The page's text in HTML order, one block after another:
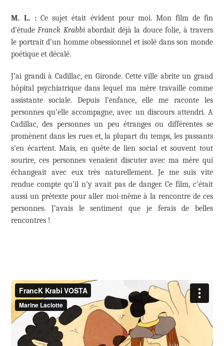
M. L. : Ce sujet était évident pour moi. Mon film de fin
d’étude Franck Krabbiabordait déjà la douce folie, à travers
le portrait d’un homme obsessionnel et isolé dans son monde
poétique et décalé.
J’ai grandi à Cadillac, en Gironde. Cette ville abrite un grand
hôpital psychiatrique dans lequel ma mère travaille comme
assistante sociale. Depuis l’enfance, elle me raconte les
personnes qu’elle accompagne, avec un discours attendri. A
Cadillac, des personnes un peu étranges ou différentes se
promènent dans les rues et, la plupart du temps, les passants
s’en écartent. Mais, en quête de lien social et souvent tout
sourire, ces personnes venaient discuter avec ma mère qui
échangeait avec eux très naturellement. Je me suis vite
rendue compte qu’il n’y avait pas de danger. Ce film, c’était
aussi un prétexte pour aller moi-même à la rencontre de ces
personnes. J’avais le sentiment que je ferais de belles
rencontres !